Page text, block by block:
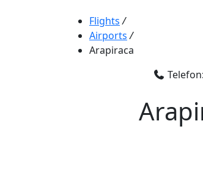
Flights /
Airports /
Arapiraca
Telefon: